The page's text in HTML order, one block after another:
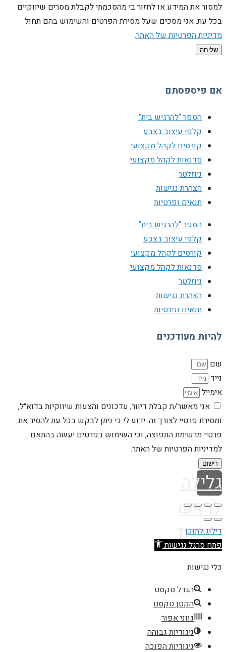
למסור את המידע או לחזור בי מהסכמתי לקבלת מסרים שיווקיים
בכל עת. אני מסכים שעל מסירת הפרטים והשימוש בהם תחול
מדיניות הפרטיות של האתר.
שליחה
אם פיספסתם
הספר “להרגיש בית”
קלפי עיצוב בצבע
קורסים לקהל מקצועי
סדנאות לקהל מקצועי
ניוזלטר
הצהרת נגישות
תנאים ופרטיות
הספר “להרגיש בית”
קלפי עיצוב בצבע
קורסים לקהל מקצועי
סדנאות לקהל מקצועי
ניוזלטר
הצהרת נגישות
תנאים ופרטיות
להיות מעודכנים
שם
נייד
אימייל
אני מאשר/ת קבלת דיוור, עדכונים והצעות שיווקיות בדוא״ל,
ומסירת פרטיי לצורך זה. ידוע לי כי ניתן לבקש בכל עת להסיר את
פרטיי מרשימת התפוצה, וכי השימוש בפרטים יעשה בהתאם
למדיניות הפרטיות של האתר.
רישום
גלילה
לראש
העמוד
דילוג לתוכן
פתח סרגל נגישות
כלי נגישות
הגדל טקסט
הקטן טקסט
גווני אפור
ניגודיות גבוהה
ניגודיות הפוכה